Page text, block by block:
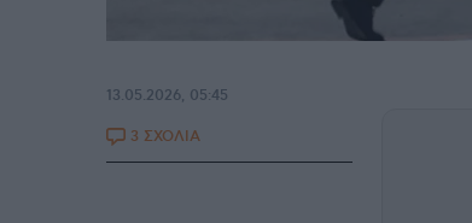
13.05.2026, 05:45
3 ΣΧΟΛΙΑ